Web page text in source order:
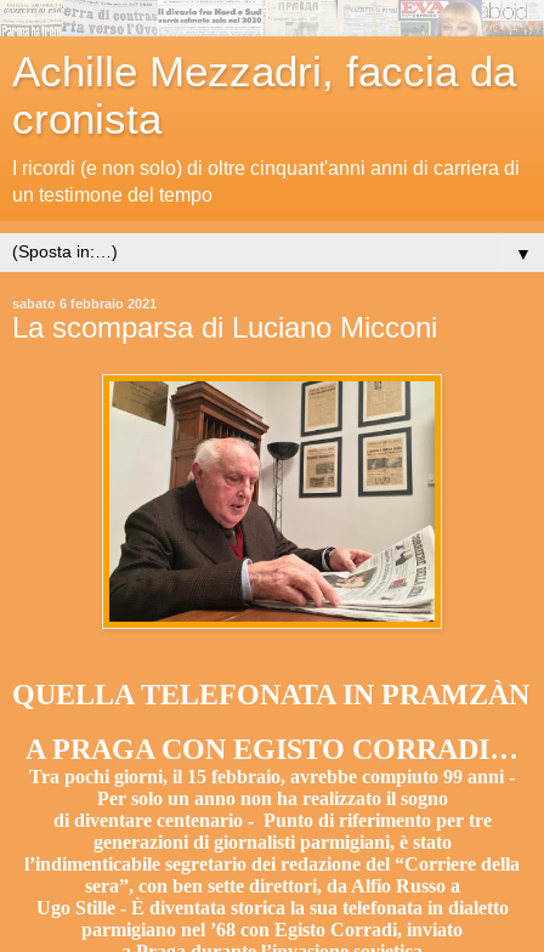
Achille Mezzadri, faccia da
cronista
I ricordi (e non solo) di oltre cinquant'anni anni di carriera di
un testimone del tempo
▼
sabato 6 febbraio 2021
La scomparsa di Luciano Micconi
QUELLA TELEFONATA IN PRAMZÀN
A PRAGA CON EGISTO CORRADI…
Tra pochi giorni, il 15 febbraio, avrebbe compiuto 99 anni -
Per solo un anno non ha realizzato il sogno
di diventare centenario - Punto di riferimento per tre
generazioni di giornalisti parmigiani, è stato
l’indimenticabile segretario dei redazione del “Corriere della
sera”, con ben sette direttori, da Alfio Russo a
Ugo Stille - È diventata storica la sua telefonata in dialetto
parmigiano nel ’68 con Egisto Corradi, inviato